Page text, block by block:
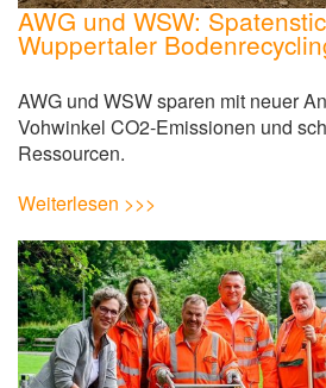
AWG und WSW:
Wuppertaler
AWG und WSW sparen mit neuer
Vohwinkel CO2-Emissionen und
Ressourcen.
Weiterlesen >>>